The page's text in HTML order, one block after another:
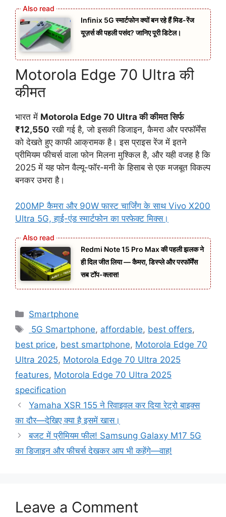
Infinix 5G स्मार्टफोन क्यों बन रहे हैं मिड-रेंज
यूज़र्स की पहली पसंद? जानिए पूरी डिटेल।
Motorola Edge 70 Ultra की
कीमत
भारत में Motorola Edge 70 Ultra की कीमत सिर्फ
₹12,550 रखी गई है, जो इसकी डिजाइन, कैमरा और परफॉर्मेंस
को देखते हुए काफी आक्रामक है। इस प्राइस रेंज में इतने
प्रीमियम फीचर्स वाला फोन मिलना मुश्किल है, और यही वजह है कि
2025 में यह फोन वैल्यू-फॉर-मनी के हिसाब से एक मजबूत विकल्प
बनकर उभरा है।
200MP कैमरा और 90W फास्ट चार्जिंग के साथ Vivo X200
Ultra 5G, हाई-एंड स्मार्टफोन का परफेक्ट मिक्स।
Redmi Note 15 Pro Max की पहली झलक ने
ही दिल जीत लिया — कैमरा, डिस्प्ले और परफॉर्मेंस
सब टॉप-क्लास!
Categories
Smartphone
Tags
5G Smartphone, affordable, best offers,
best price, best smartphone, Motorola Edge 70
Ultra 2025, Motorola Edge 70 Ultra 2025
features, Motorola Edge 70 Ultra 2025
specification
Yamaha XSR 155 ने रिवाइवल कर दिया रेट्रो बाइक्स
का दौर—देखिए क्या है इसमें खास।
बजट में प्रीमियम फील! Samsung Galaxy M17 5G
का डिजाइन और फीचर्स देखकर आप भी कहेंगे—वाह!
Leave a Comment